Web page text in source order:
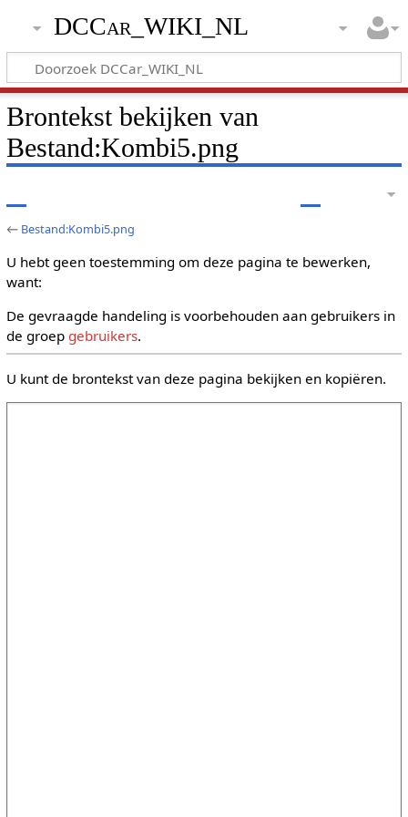
DCCar_WIKI_NL
Brontekst bekijken van
Bestand:Kombi5.png
← Bestand:Kombi5.png
U hebt geen toestemming om deze pagina te bewerken,
want:
De gevraagde handeling is voorbehouden aan gebruikers in
de groep gebruikers.
U kunt de brontekst van deze pagina bekijken en kopiëren.